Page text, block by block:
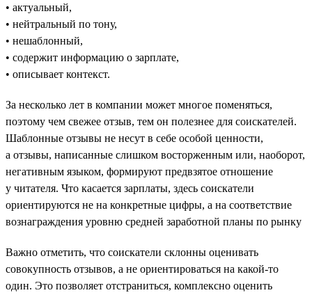
• актуальный,
• нейтральный по тону,
• нешаблонный,
• содержит информацию о зарплате,
• описывает контекст.
За несколько лет в компании может многое поменяться,
поэтому чем свежее отзыв, тем он полезнее для соискателей.
Шаблонные отзывы не несут в себе особой ценности,
а отзывы, написанные слишком восторженным или, наоборот,
негативным языком, формируют предвзятое отношение
у читателя. Что касается зарплаты, здесь соискатели
ориентируются не на конкретные цифры, а на соответствие
вознаграждения уровню средней заработной планы по рынку
Важно отметить, что соискатели склонны оценивать
совокупность отзывов, а не ориентироваться на какой-то
один. Это позволяет отстраниться, комплексно оценить